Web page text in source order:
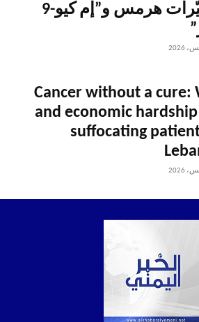
مسيّرات هرمس و”إم كيو-9
Cancer without a cure:
and economic
suffocating